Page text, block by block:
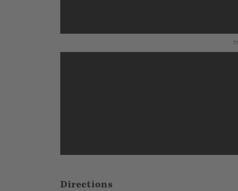
Directions